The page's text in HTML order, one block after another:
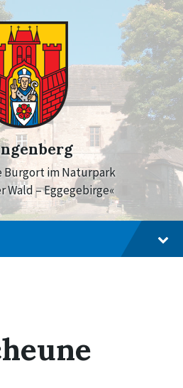
Burgort im Naturpark
Wald – Eggegebirge«